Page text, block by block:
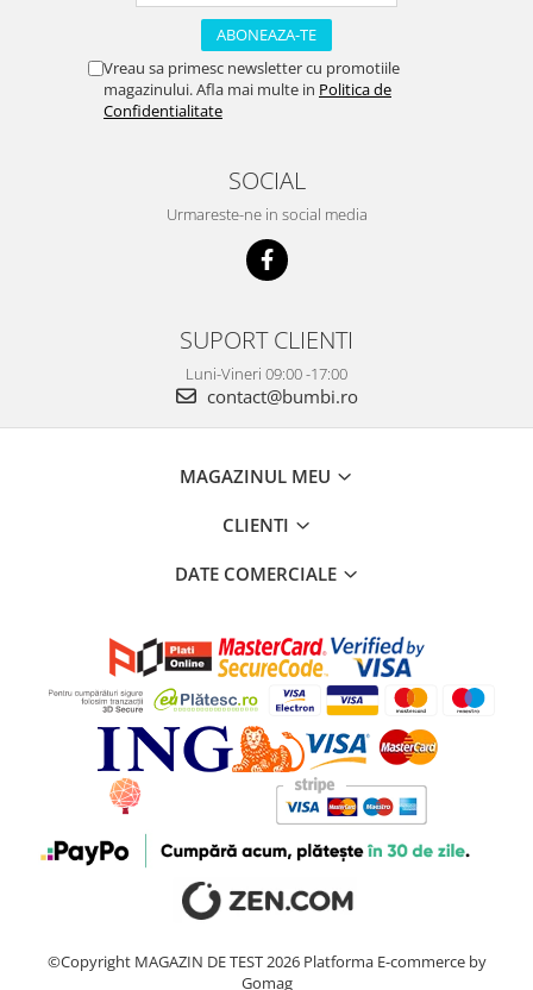
Vreau sa primesc newsletter cu promotiile
magazinului. Afla mai multe in Politica de
Confidentialitate
SOCIAL
Urmareste-ne in social media
SUPORT CLIENTI
Luni-Vineri 09:00 -17:00
contact@bumbi.ro
MAGAZINUL MEU
CLIENTI
DATE COMERCIALE
©Copyright MAGAZIN DE TEST 2026 Platforma E-commerce by
Gomag